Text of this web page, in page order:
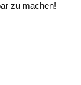
zu machen!